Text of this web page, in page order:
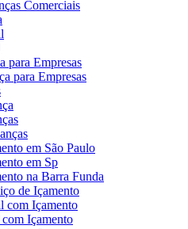
Comerciais
para Empresas
para Empresas
em São Paulo
em Sp
na Barra Funda
de Içamento
com Içamento
Içamento